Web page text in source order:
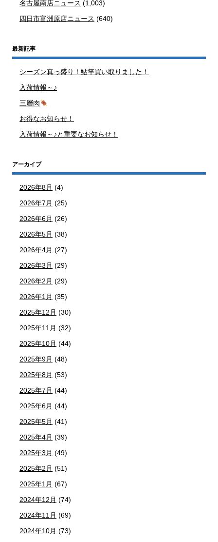
名古屋南店ニュース (1,003)
四日市富洲原店ニュース (640)
最新記事
シーズン真っ盛り！鮎竿買い取りました！
入荷情報～♪
三層肉
お得なお知らせ！
入荷情報～♪と重要なお知らせ！
アーカイブ
2026年8月 (4)
2026年7月 (25)
2026年6月 (26)
2026年5月 (38)
2026年4月 (27)
2026年3月 (29)
2026年2月 (29)
2026年1月 (35)
2025年12月 (30)
2025年11月 (32)
2025年10月 (44)
2025年9月 (48)
2025年8月 (53)
2025年7月 (44)
2025年6月 (44)
2025年5月 (41)
2025年4月 (39)
2025年3月 (49)
2025年2月 (51)
2025年1月 (67)
2024年12月 (74)
2024年11月 (69)
2024年10月 (73)